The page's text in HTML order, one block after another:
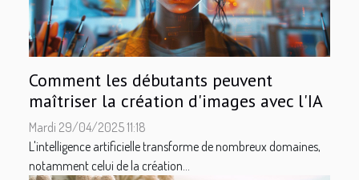
Comment les débutants peuvent
maîtriser la création d'images avec l'IA
Mardi 29/04/2025 11:18
L'intelligence artificielle transforme de nombreux domaines,
notamment celui de la création...